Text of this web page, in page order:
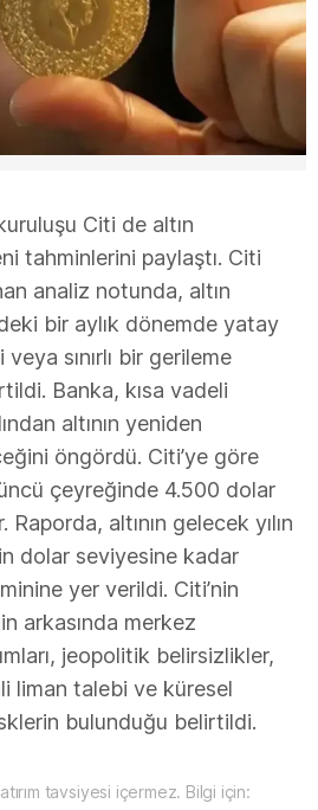
Citi de altın
tahminlerini paylaştı. Citi
analiz notunda, altın
bir aylık dönemde yatay
sınırlı bir gerileme
Banka, kısa vadeli
altının yeniden
öngördü. Citi’ye göre
çeyreğinde 4.500 dolar
altının gelecek yılın
dolar seviyesine kadar
yer verildi. Citi’nin
arkasında merkez
jeopolitik belirsizlikler,
liman talebi ve küresel
bulunduğu belirtildi.
tavsiyesi içermez. Bilgi için: